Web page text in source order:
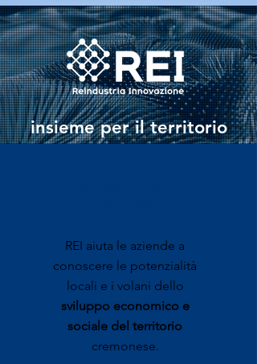
insieme per il territorio
REI aiuta le aziende a
conoscere le potenzialità
locali e i volani dello
sviluppo economico e
sociale del territorio
cremonese.